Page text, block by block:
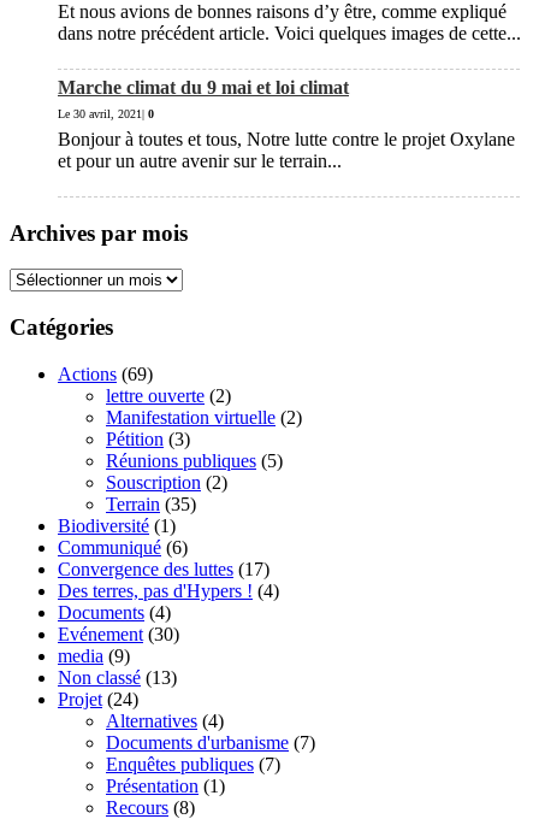
Et nous avions de bonnes raisons d’y être, comme expliqué
dans notre précédent article. Voici quelques images de cette...
Marche climat du 9 mai et loi climat
Le 30 avril, 2021| 0
Bonjour à toutes et tous, Notre lutte contre le projet Oxylane
et pour un autre avenir sur le terrain...
Archives par mois
Archives
mois
Catégories
Actions (69)
lettre ouverte (2)
Manifestation virtuelle (2)
Pétition (3)
Réunions publiques (5)
Souscription (2)
Terrain (35)
Biodiversité (1)
Communiqué (6)
Convergence des luttes (17)
Des terres, pas d'Hypers ! (4)
Documents (4)
Evénement (30)
media (9)
Non classé (13)
Projet (24)
Alternatives (4)
Documents d'urbanisme (7)
Enquêtes publiques (7)
Présentation (1)
Recours (8)